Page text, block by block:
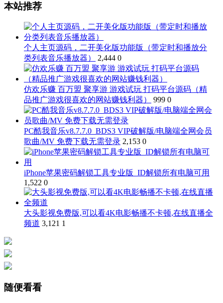
本站推荐
个人主页源码，二开美化版功能版（带定时和播放分
类列表音乐播放器）
2,444 0
仿欢乐赚 百万盟 聚享游 游戏试玩 打码平台源码（精
品推广游戏很喜欢的网站赚钱利器）
999 0
PC酷我音乐v8.7.7.0_BDS3 VIP破解版/电脑端全网会员
歌曲/MV 免费下载无需登录 2,153 0
iPhone苹果密码解锁工具专业版_ID解锁所有电脑可用
1,522 0
大头影视免费版,可以看4K电影畅播不卡顿,在线直播全
频道 3,121 1
随便看看